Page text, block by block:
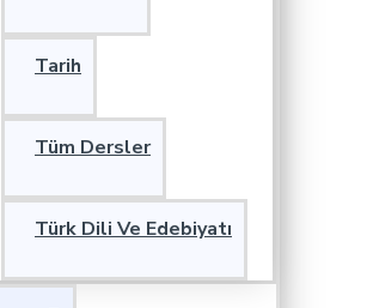
Tarih
Tüm Dersler
Türk Dili Ve Edebiyatı